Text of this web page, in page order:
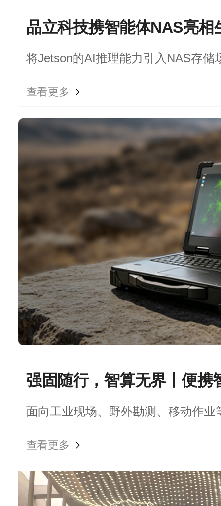
品立科技携智能体NAS亮相
将Jetson的AI推理能力引入NAS存储
查看更多
面向工业现场、野外勘测、移动作业
查看更多